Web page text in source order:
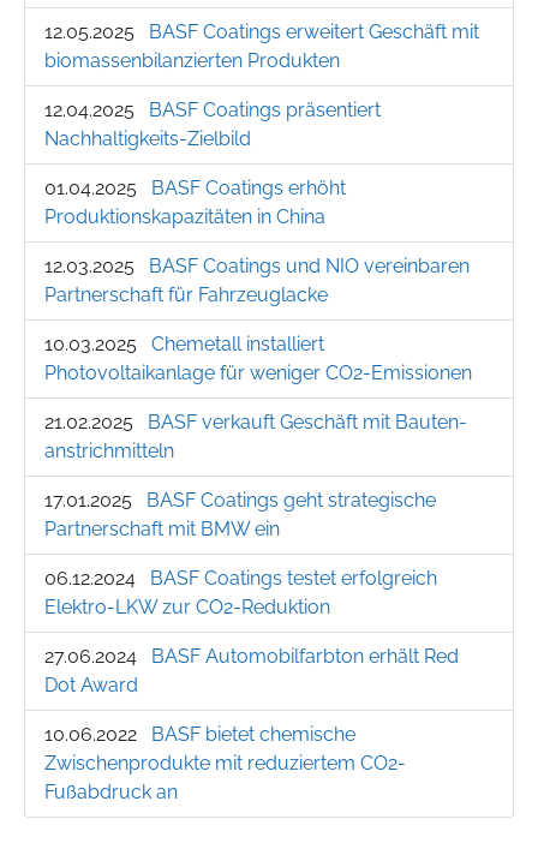
12.05.2025
BASF Coatings erweitert Geschäft mit
biomassenbilanzierten Produkten
12.04.2025
BASF Coatings präsentiert
Nachhaltigkeits-Zielbild
01.04.2025
BASF Coatings erhöht
Produktionskapazitäten in China
12.03.2025
BASF Coatings und NIO vereinbaren
Partnerschaft für Fahrzeuglacke
10.03.2025
Chemetall installiert
Photovoltaikanlage für weniger CO2-Emissionen
21.02.2025
BASF verkauft Geschäft mit Bauten­
anstrich­mitteln
17.01.2025
BASF Coatings geht strategische
Partnerschaft mit BMW ein
06.12.2024
BASF Coatings testet erfolgreich
Elektro-LKW zur CO2-Reduktion
27.06.2024
BASF Auto­mobil­farb­ton er­hält Red
Dot Award
10.06.2022
BASF bietet chemische
Zwischenprodukte mit reduziertem CO2-
Fußabdruck an